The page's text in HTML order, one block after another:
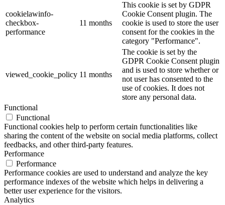
cookielawinfo-
checkbox-
performance
11 months
This cookie is set by GDPR
Cookie Consent plugin. The
cookie is used to store the user
consent for the cookies in the
category "Performance".
viewed_cookie_policy 11 months
The cookie is set by the
GDPR Cookie Consent plugin
and is used to store whether or
not user has consented to the
use of cookies. It does not
store any personal data.
Functional
Functional
Functional cookies help to perform certain functionalities like
sharing the content of the website on social media platforms, collect
feedbacks, and other third-party features.
Performance
Performance
Performance cookies are used to understand and analyze the key
performance indexes of the website which helps in delivering a
better user experience for the visitors.
Analytics